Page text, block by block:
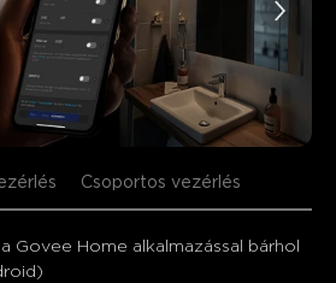
Csoportos vezérlés
Govee Home alkalmazással bárhol